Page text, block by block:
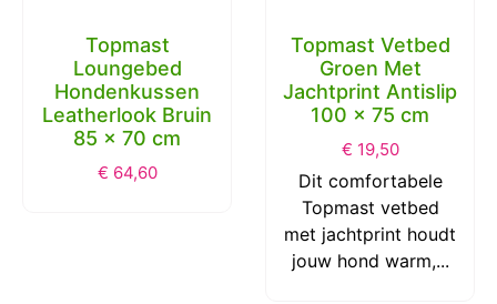
Topmast
Loungebed
Hondenkussen
Leatherlook Bruin
85 x 70 cm
€ 64,60
Topmast Vetbed
Groen Met
Jachtprint Antislip
100 x 75 cm
€ 19,50
Dit comfortabele
Topmast vetbed
met jachtprint houdt
jouw hond warm,...